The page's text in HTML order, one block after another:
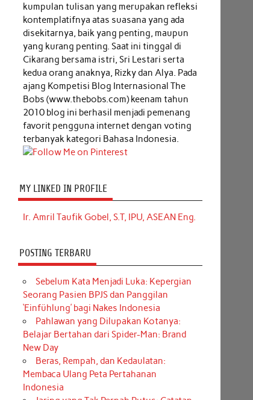
kumpulan tulisan yang merupakan refleksi
kontemplatifnya atas suasana yang ada
disekitarnya, baik yang penting, maupun
yang kurang penting. Saat ini tinggal di
Cikarang bersama istri, Sri Lestari serta
kedua orang anaknya, Rizky dan Alya. Pada
ajang Kompetisi Blog Internasional The
Bobs (www.thebobs.com) keenam tahun
2010 blog ini berhasil menjadi pemenang
favorit pengguna internet dengan voting
terbanyak kategori Bahasa Indonesia.
MY LINKED IN PROFILE
Ir. Amril Taufik Gobel, S.T, IPU, ASEAN Eng.
POSTING TERBARU
Sebelum Kata Menjadi Luka: Kepergian
Seorang Pasien BPJS dan Panggilan
‘Einfühlung’ bagi Nakes Indonesia
Pahlawan yang Dilupakan Kotanya:
Belajar Bertahan dari Spider-Man: Brand
New Day
Beras, Rempah, dan Kedaulatan:
Membaca Ulang Peta Pertahanan
Indonesia